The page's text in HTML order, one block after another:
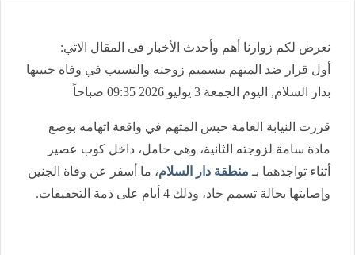
نعرض لكم زوارنا أهم وأحدث الأخبار فى المقال الاتي:
أول قرار ضد المتهم بتسميم زوجته والتسبب في وفاة جنينها
بدار السلام, اليوم الجمعة 3 يوليو 2026 09:35 صباحاً
قررت النيابة العامة حبس المتهم في واقعة اتهامه بوضع
مادة سامة لزوجته الثانية، وهي حامل، داخل كوب عصير
أثناء تواجدهما بـ منطقة دار السلام، ما أسفر عن وفاة الجنين
وإصابتها بحالة تسمم حاد، وذلك 4 أيام على ذمة التحقيقات.